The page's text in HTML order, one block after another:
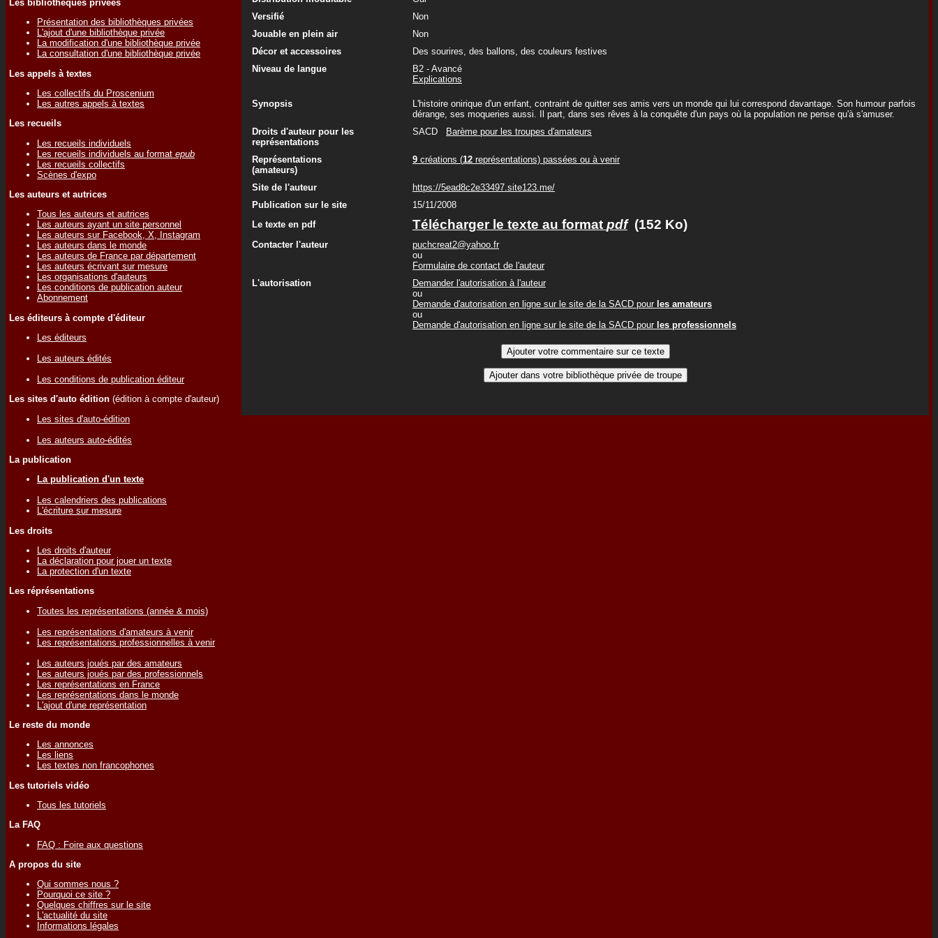
Les bibliothèques privées
Présentation des bibliothèques privées
L'ajout d'une bibliothèque privée
La modification d'une bibliothèque privée
La consultation d'une bibliothèque privée
Les appels à textes
Les collectifs du Proscenium
Les autres appels à textes
Les recueils
Les recueils individuels
Les recueils individuels au format epub
Les recueils collectifs
Scènes d'expo
Les auteurs et autrices
Tous les auteurs et autrices
Les auteurs ayant un site personnel
Les auteurs sur Facebook, X, Instagram
Les auteurs dans le monde
Les auteurs de France par département
Les auteurs écrivant sur mesure
Les organisations d'auteurs
Les conditions de publication auteur
Abonnement
Les éditeurs à compte d'éditeur
Les éditeurs
Les auteurs édités
Les conditions de publication éditeur
Les sites d'auto édition (édition à compte d'auteur)
Les sites d'auto-édition
Les auteurs auto-édités
La publication
La publication d'un texte
Les calendriers des publications
L'écriture sur mesure
Les droits
Les droits d'auteur
La déclaration pour jouer un texte
La protection d'un texte
Les réprésentations
Toutes les représentations (année & mois)
Les représentations d'amateurs à venir
Les représentations professionnelles à venir
Les auteurs joués par des amateurs
Les auteurs joués par des professionnels
Les représentations en France
Les représentations dans le monde
L'ajout d'une représentation
Le reste du monde
Les annonces
Les liens
Les textes non francophones
Les tutoriels vidéo
Tous les tutoriels
La FAQ
FAQ : Foire aux questions
A propos du site
Qui sommes nous ?
Pourquoi ce site ?
Quelques chiffres sur le site
L'actualité du site
Informations légales
Versifié
Non
Jouable en plein air
Non
Décor et accessoires
Des sourires, des ballons, des couleurs festives
Niveau de langue
B2 - Avancé
Explications
Synopsis
L'histoire onirique d'un enfant, contraint de quitter ses amis vers un monde qui lui correspond davantage. Son humour parfois
dérange, ses moqueries aussi. Il part, dans ses rêves à la conquête d'un pays où la population ne pense qu'à s'amuser.
Droits d'auteur pour les
représentations
SACD Barème pour les troupes d'amateurs
Représentations
(amateurs)
9 créations (12 représentations) passées ou à venir
Site de l'auteur
https://5ead8c2e33497.site123.me/
Publication sur le site
15/11/2008
Le texte en pdf
Télécharger le texte au format pdf(152 Ko)
Contacter l'auteur
puchcreat2@yahoo.fr
ou
Formulaire de contact de l'auteur
L'autorisation
Demander l'autorisation à l'auteur
ou
Demande d'autorisation en ligne sur le site de la SACD pour les amateurs
ou
Demande d'autorisation en ligne sur le site de la SACD pour les professionnels